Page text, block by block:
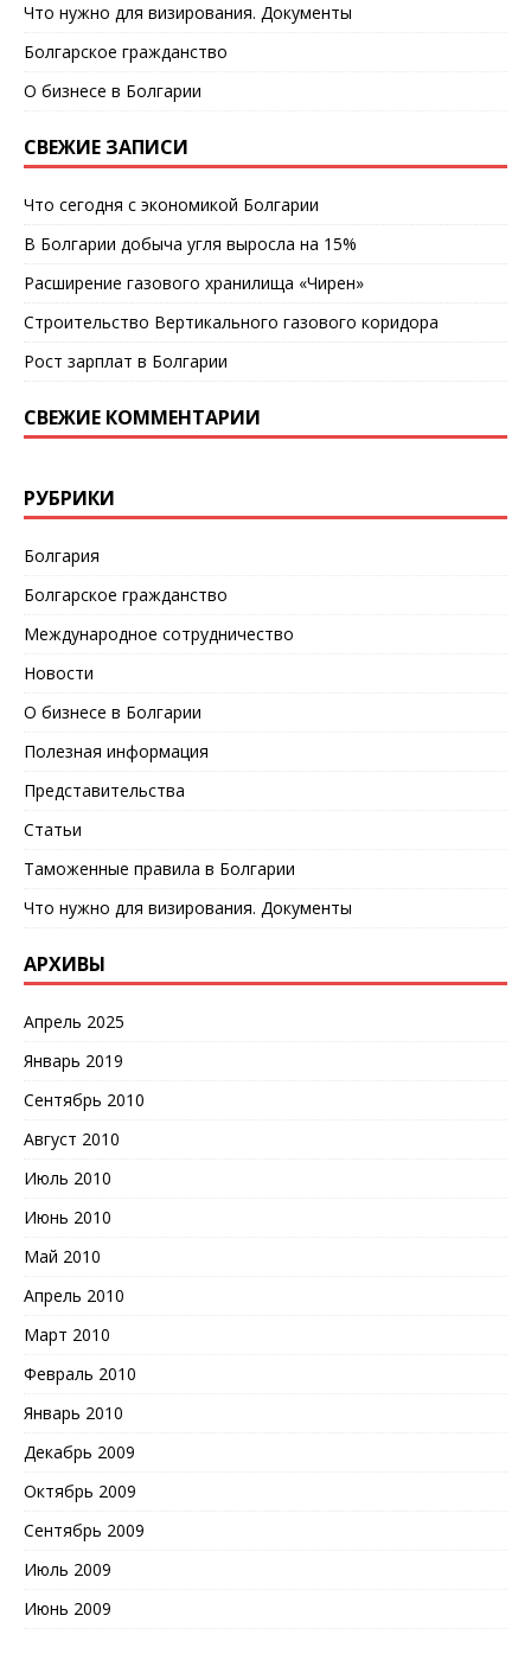
Что нужно для визирования. Документы
Болгарское гражданство
О бизнесе в Болгарии
СВЕЖИЕ ЗАПИСИ
Что сегодня с экономикой Болгарии
В Болгарии добыча угля выросла на 15%
Расширение газового хранилища «Чирен»
Строительство Вертикального газового коридора
Рост зарплат в Болгарии
СВЕЖИЕ КОММЕНТАРИИ
РУБРИКИ
Болгария
Болгарское гражданство
Международное сотрудничество
Новости
О бизнесе в Болгарии
Полезная информация
Представительства
Статьи
Таможенные правила в Болгарии
Что нужно для визирования. Документы
АРХИВЫ
Апрель 2025
Январь 2019
Сентябрь 2010
Август 2010
Июль 2010
Июнь 2010
Май 2010
Апрель 2010
Март 2010
Февраль 2010
Январь 2010
Декабрь 2009
Октябрь 2009
Сентябрь 2009
Июль 2009
Июнь 2009